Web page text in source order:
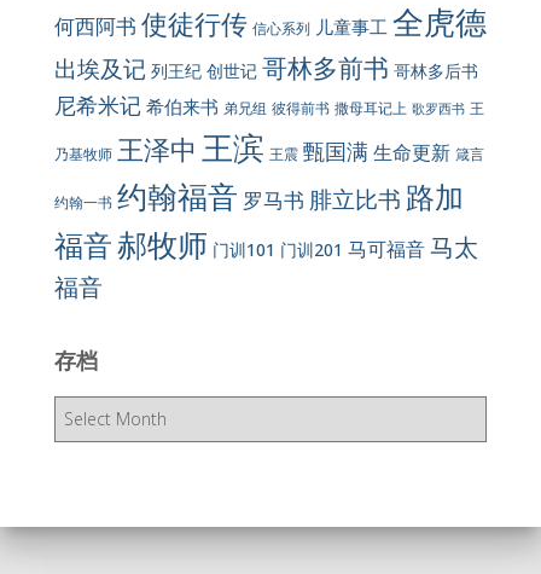
何西阿书 使徒行传 信心系列 儿童事工 全虎德
出埃及记 列王纪 创世记 哥林多前书 哥林多后书
尼希米记 希伯来书 弟兄组 彼得前书 撒母耳记上 歌罗西书 王
乃基牧师 王泽中 王滨 王震 甄国满生命更新 箴言
约翰一书 约翰福音 罗马书 腓立比书 路加
福音郝牧师 门训101 门训201 马可福音马太
福音
存档
存